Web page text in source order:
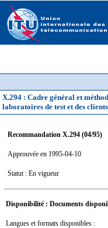
X.294 : Cadre général et
laboratoires de test et des
Recommandation X.294 (04/95)
Approuvée en 1995-04-10
Statut : En vigueur
Disponibilité : Documents
Langues et formats disponibles :